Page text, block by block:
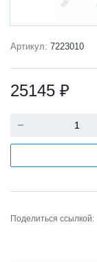
Артикул: 7223010
25145 ₽
Поделиться ссылкой: